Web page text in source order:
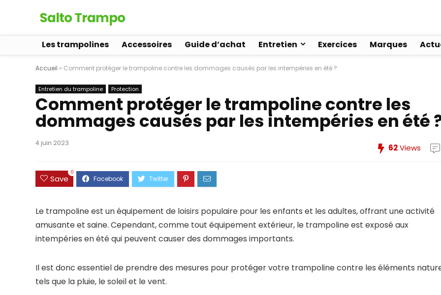
Les trampolines Accessoires Guide d’achat Entretien Exercices Marques
Accueil » Comment protéger le trampoline contre les dommages causés par les intempéries en été ?
Entretien du trampoline Protection
Comment protéger le trampoline contre les
dommages causés par les intempéries en été
4 juin 2023 62Views
Save
0
Le trampoline est un équipement de loisirs populaire pour les enfants et les adultes, offrant une activité
amusante et saine. Cependant, comme tout équipement extérieur, le trampoline est exposé aux
intempéries en été qui peuvent causer des dommages importants.
Il est donc essentiel de prendre des mesures pour protéger votre trampoline contre les éléments
tels que la pluie, le soleil et le vent.